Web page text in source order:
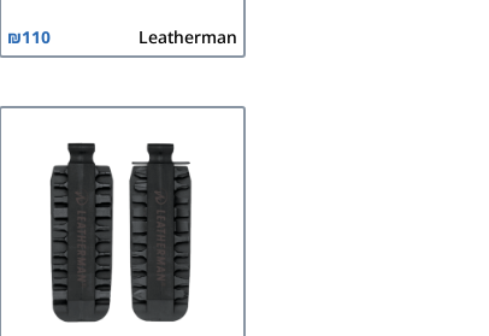
Leatherman
₪110